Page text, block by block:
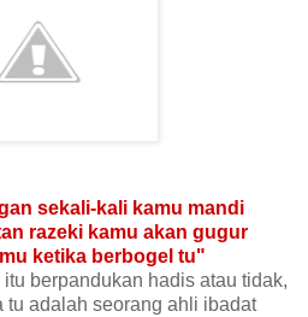
sekali-kali kamu mandi
razeki kamu akan gugur
ketika berbogel tu"
berpandukan hadis atau tidak,
tu adalah seorang ahli ibadat